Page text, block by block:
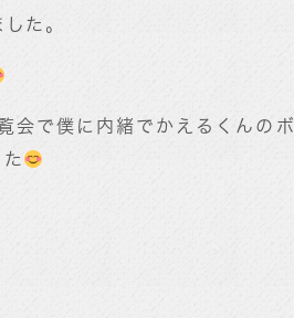
た。
会で僕に内緒でかえるくんのボ